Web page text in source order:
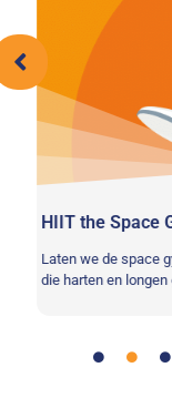
HIIT the Space
Laten we de space
die harten en longen